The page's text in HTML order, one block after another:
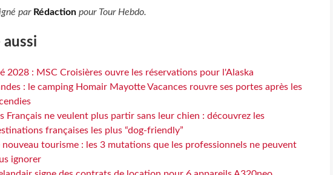
par Rédactionpour Tour Hebdo.
2028 : MSC Croisières ouvre les réservations pour l'Alaska
: le camping Homair Mayotte Vacances rouvre ses portes après les
Français ne veulent plus partir sans leur chien : découvrez les
françaises les plus “dog-friendly”
nouveau tourisme : les 3 mutations que les professionnels ne peuvent
ignorer